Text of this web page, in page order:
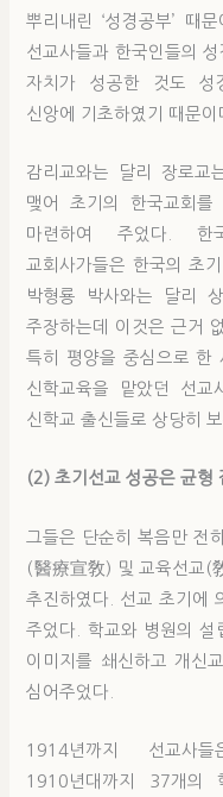
뿌리내린 ‘성경공부’ 때
선교사들과 한국인들의
자치가 성공한 것도 성
신앙에 기초하였기 때문이
감리교와는 달리 장로교
맺어 초기의 한국교회를
마련하여 주었다. 한
교회사가들은 한국의 초
박형룡 박사와는 달리
주장하는데 이것은 근거
특히 평양을 중심으로 한
신학교육을 맡았던 선
신학교 출신들로 상당히
(2) 초기선교 성공은 균형
그들은 단순히 복음만 전
(醫療宣敎) 및 교육선교(
추진하였다. 선교 초기에
주었다. 학교와 병원의
이미지를 쇄신하고 개신
심어주었다.
1914년까지 선교사
1910년대까지 37개의